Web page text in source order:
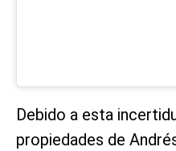
Debido a esta
propiedades de